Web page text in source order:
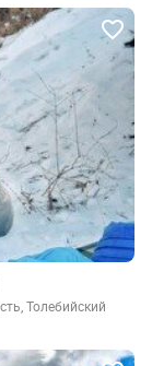
Толебийский